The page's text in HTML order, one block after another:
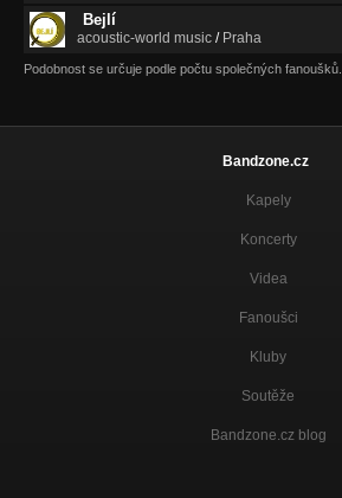
Bejlí
acoustic-world music / Praha
Podobnost se určuje podle počtu společných fanoušků.
Bandzone.cz
Kapely
Koncerty
Videa
Fanoušci
Kluby
Soutěže
Bandzone.cz blog